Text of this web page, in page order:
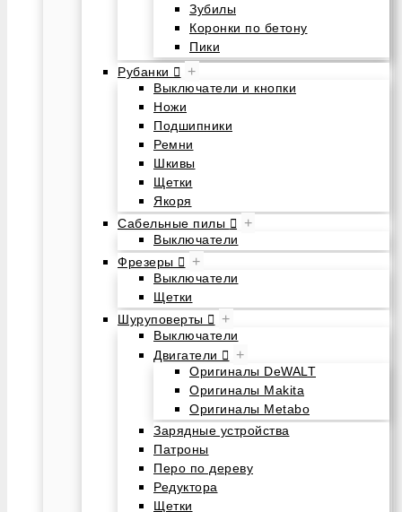
Зубилы
Коронки по бетону
Пики
Рубанки
+
Выключатели и кнопки
Ножи
Подшипники
Ремни
Шкивы
Щетки
Якоря
Сабельные пилы
+
Выключатели
Фрезеры
+
Выключатели
Щетки
Шуруповерты
+
Выключатели
Двигатели
+
Оригиналы DeWALT
Оригиналы Makita
Оригиналы Metabo
Зарядные устройства
Патроны
Перо по дереву
Редуктора
Щетки